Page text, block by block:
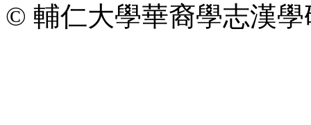
© 輔仁大學華裔學志漢學